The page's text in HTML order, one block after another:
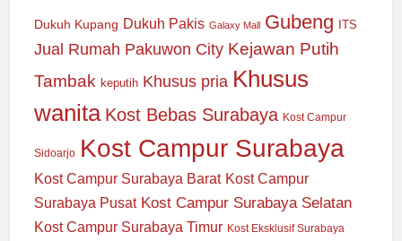
Dukuh Kupang Dukuh Pakis Galaxy Mall Gubeng ITS
Jual Rumah Pakuwon City Kejawan Putih
Tambak keputih Khusus pria Khusus
wanita Kost Bebas Surabaya Kost Campur
Sidoarjo Kost Campur Surabaya
Kost Campur Surabaya Barat Kost Campur
Surabaya Pusat Kost Campur Surabaya Selatan
Kost Campur Surabaya Timur Kost Eksklusif Surabaya